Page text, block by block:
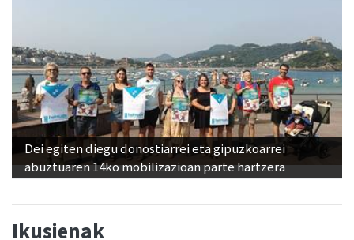
Dei egiten diegu donostiarrei eta gipuzkoarrei
abuztuaren 14ko mobilizazioan parte hartzera
Ikusienak